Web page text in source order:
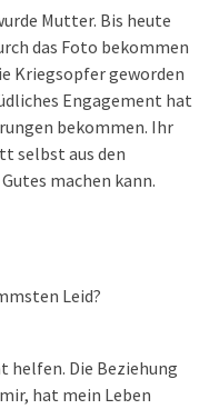
Mutter. Bis heute
das Foto bekommen
Kriegsopfer geworden
Engagement hat
bekommen. Ihr
selbst aus den
machen kann.
Leid?
helfen. Die Beziehung
hat mein Leben